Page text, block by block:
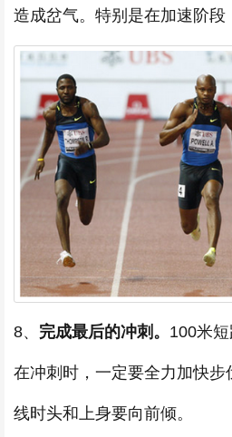
造成岔气。特别是在加速阶段
8、 完成最后的冲刺。 100米
在冲刺时，一定要全力加快
线时头和上身要向前倾。